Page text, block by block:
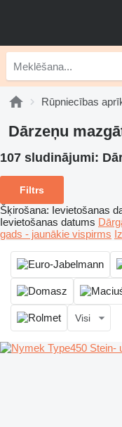
Rūpniecības
Dārzeņu
107 sludinājumi:
Filtrs
Šķirošana: Ievietošanas
Ievietošanas datums
gads - jaunākie vispirms
Visi